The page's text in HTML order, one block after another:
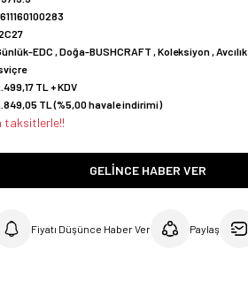
EDC ,Doğa-BUSHCRAFT ,Koleksiyon ,Avcılık
TL + KDV
TL (%5,00 havale indirimi)
taksitlerle!!
GELINCE HABER VER
Fiyatı Düşünce Haber Ver Paylaş